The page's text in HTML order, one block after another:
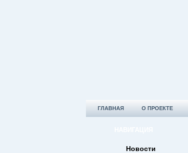
ГЛАВНАЯ О ПРОЕКТЕ
Новости